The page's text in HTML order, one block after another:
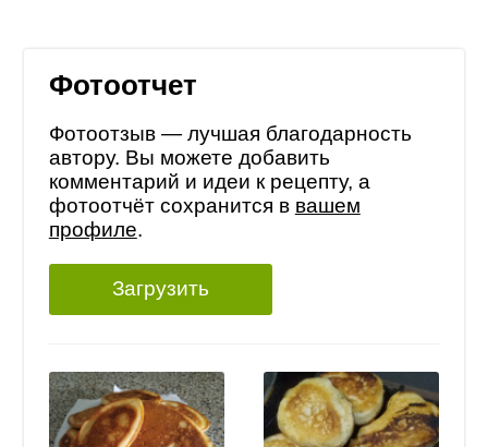
Фотоотчет
Фотоотзыв — лучшая благодарность
автору. Вы можете добавить
комментарий и идеи к рецепту, а
фотоотчёт сохранится в вашем
профиле.
Загрузить